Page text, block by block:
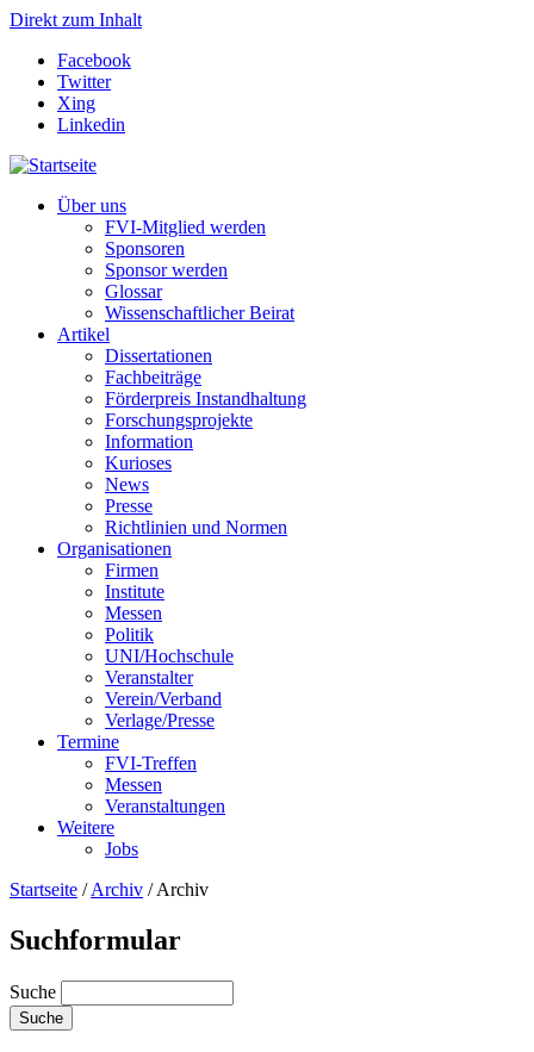
Direkt zum Inhalt
Facebook
Twitter
Xing
Linkedin
Über uns
FVI-Mitglied werden
Sponsoren
Sponsor werden
Glossar
Wissenschaftlicher Beirat
Artikel
Dissertationen
Fachbeiträge
Förderpreis Instandhaltung
Forschungsprojekte
Information
Kurioses
News
Presse
Richtlinien und Normen
Organisationen
Firmen
Institute
Messen
Politik
UNI/Hochschule
Veranstalter
Verein/Verband
Verlage/Presse
Termine
FVI-Treffen
Messen
Veranstaltungen
Weitere
Jobs
Startseite /Archiv /Archiv
Suchformular
Suche